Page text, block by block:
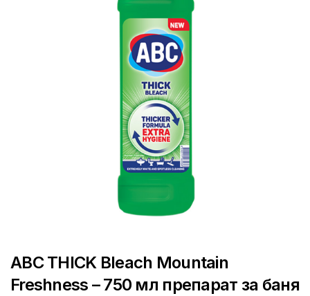
ABC THICK Bleach Mountain
Freshness – 750 мл препарат за баня